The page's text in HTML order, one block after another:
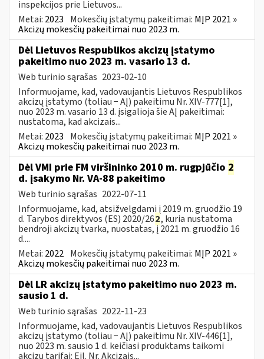
inspekcijos prie Lietuvos...
Metai: 2023 Mokesčių įstatymų pakeitimai: MĮP 2021 »
Akcizų mokesčių pakeitimai nuo 2023 m.
Dėl Lietuvos Respublikos akcizų įstatymo
pakeitimo nuo 2023 m. vasario 13 d.
Web turinio sąrašas 2023-02-10
Informuojame, kad, vadovaujantis Lietuvos Respublikos
akcizų įstatymo (toliau − AĮ) pakeitimu Nr. XIV-777[1],
nuo 2023 m. vasario 13 d. įsigalioja šie AĮ pakeitimai:
nustatoma, kad akcizais...
Metai: 2023 Mokesčių įstatymų pakeitimai: MĮP 2021 »
Akcizų mokesčių pakeitimai nuo 2023 m.
Dėl VMI prie FM viršininko 2010 m. rugpjūčio 2
d. įsakymo Nr. VA-88 pakeitimo
Web turinio sąrašas 2022-07-11
Informuojame, kad, atsižvelgdami į 2019 m. gruodžio 19
d. Tarybos direktyvos (ES) 2020/262, kuria nustatoma
bendroji akcizų tvarka, nuostatas, į 2021 m. gruodžio 16
d....
Metai: 2022 Mokesčių įstatymų pakeitimai: MĮP 2021 »
Akcizų mokesčių pakeitimai nuo 2023 m.
Dėl LR akcizų įstatymo pakeitimo nuo 2023 m.
sausio 1 d.
Web turinio sąrašas 2022-11-23
Informuojame, kad, vadovaujantis Lietuvos Respublikos
akcizų įstatymo (toliau − AĮ) pakeitimu Nr. XIV-446[1],
nuo 2023 m. sausio 1 d. keičiasi produktams taikomi
akcizų tarifai: Eil. Nr. Akcizais...